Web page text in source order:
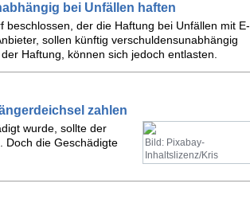
bei Unfällen haften
der die Haftung bei Unfällen mit E-
sollen künftig verschuldensunabhängig
Haftung, können sich jedoch entlasten.
zahlen
Bild: Pixabay-
Inhaltslizenz/Kris
wurde, sollte der
Doch die Geschädigte